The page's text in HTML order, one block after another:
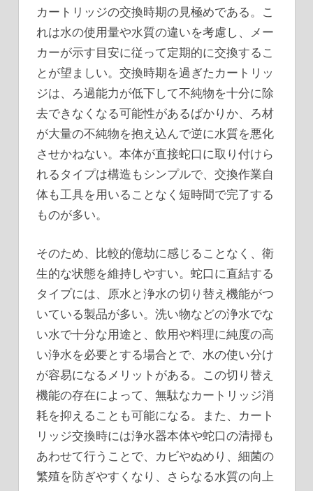
カートリッジの交換時期の見極めである。こ
れは水の使用量や水質の違いを考慮し、メー
カーが示す目安に従って定期的に交換するこ
とが望ましい。交換時期を過ぎたカートリッ
ジは、ろ過能力が低下して不純物を十分に除
去できなくなる可能性があるばかりか、ろ材
が大量の不純物を抱え込んで逆に水質を悪化
させかねない。本体が直接蛇口に取り付けら
れるタイプは構造もシンプルで、交換作業自
体も工具を用いることなく短時間で完了する
ものが多い。
そのため、比較的億劫に感じることなく、衛
生的な状態を維持しやすい。蛇口に直結する
タイプには、原水と浄水の切り替え機能がつ
いている製品が多い。洗い物などの浄水でな
い水で十分な用途と、飲用や料理に純度の高
い浄水を必要とする場合とで、水の使い分け
が容易になるメリットがある。この切り替え
機能の存在によって、無駄なカートリッジ消
耗を抑えることも可能になる。また、カート
リッジ交換時には浄水器本体や蛇口の清掃も
あわせて行うことで、カビやぬめり、細菌の
繁殖を防ぎやすくなり、さらなる水質の向上